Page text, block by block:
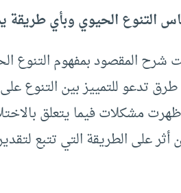
التنوع الحيوي وبأي طريقة
شرح المقصود بمفهوم التنوع
تدعو للتمييز بين التنوع
مشكلات فيما يتعلق
على الطريقة التي تتبع